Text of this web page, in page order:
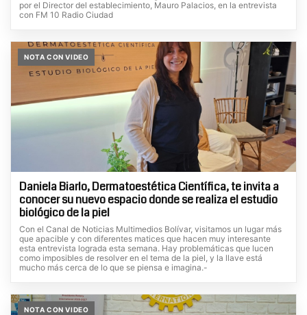
por el Director del establecimiento, Mauro Palacios, en la entrevista
con FM 10 Radio Ciudad
NOTA CON VIDEO
Daniela Biarlo, Dermatoestética Científica, te invita a
conocer su nuevo espacio donde se realiza el estudio
biológico de la piel
Con el Canal de Noticias Multimedios Bolívar, visitamos un lugar más
que apacible y con diferentes matices que hacen muy interesante
esta entrevista lograda esta semana. Hay problemáticas que lucen
como imposibles de resolver en el tema de la piel, y la llave está
mucho más cerca de lo que se piensa e imagina.-
NOTA CON VIDEO